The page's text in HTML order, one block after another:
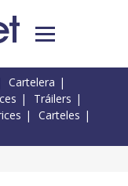
Cartelera
Tráilers
Carteles